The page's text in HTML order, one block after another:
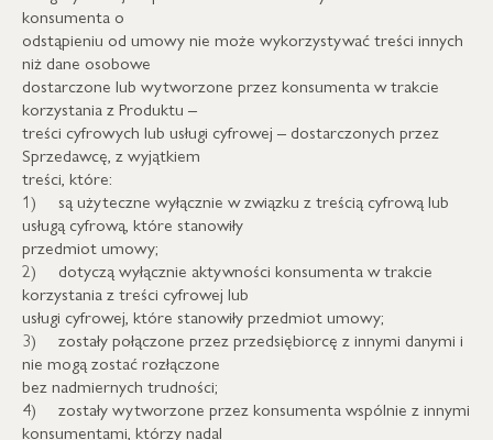
konsumenta o
odstąpieniu od umowy nie może wykorzystywać treści innych
niż dane osobowe
dostarczone lub wytworzone przez konsumenta w trakcie
korzystania z Produktu –
treści cyfrowych lub usługi cyfrowej – dostarczonych przez
Sprzedawcę, z wyjątkiem
treści, które:
1) są użyteczne wyłącznie w związku z treścią cyfrową lub
usługą cyfrową, które stanowiły
przedmiot umowy;
2) dotyczą wyłącznie aktywności konsumenta w trakcie
korzystania z treści cyfrowej lub
usługi cyfrowej, które stanowiły przedmiot umowy;
3) zostały połączone przez przedsiębiorcę z innymi danymi i
nie mogą zostać rozłączone
bez nadmiernych trudności;
4) zostały wytworzone przez konsumenta wspólnie z innymi
konsumentami, którzy nadal